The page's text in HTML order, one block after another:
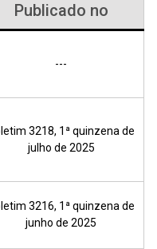
Publicado no
---
3218, 1ª quinzena de
julho de 2025
3216, 1ª quinzena de
junho de 2025